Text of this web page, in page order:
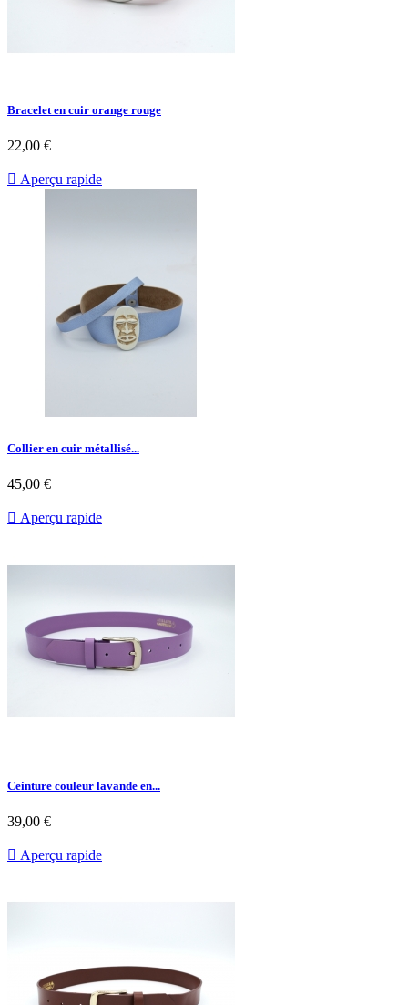
Bracelet en cuir orange rouge
22,00 €
 Aperçu rapide
Collier en cuir métallisé...
45,00 €
 Aperçu rapide
Ceinture couleur lavande en...
39,00 €
 Aperçu rapide